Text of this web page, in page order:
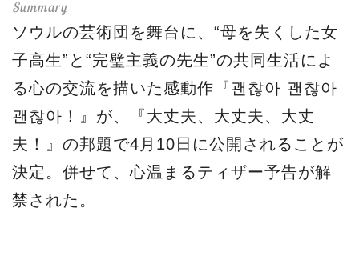
ソウルの芸術団を舞台に、“母を失くした女
子高生”と“完璧主義の先生”の共同生活によ
る心の交流を描いた感動作『괜찮아 괜찮아
괜찮아！』が、『大丈夫、大丈夫、大丈
夫！』の邦題で4月10日に公開されることが
決定。併せて、心温まるティザー予告が解
禁された。